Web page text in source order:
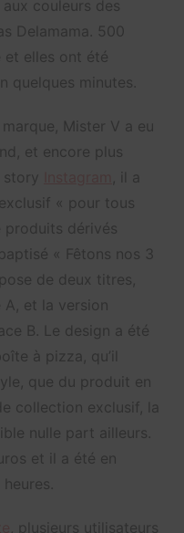
aux couleurs des
Delamama. 500
et elles ont été
quelques minutes.
Mister V a eu
et encore plus
story
, il a
« pour tous
produits dérivés
« Fêtons nos 3
de deux titres,
A, et la version
B. Le design a été
à pizza, qu’il
que du produit en
collection exclusif, la
nulle part ailleurs.
et il a été en
, plusieurs utilisateurs